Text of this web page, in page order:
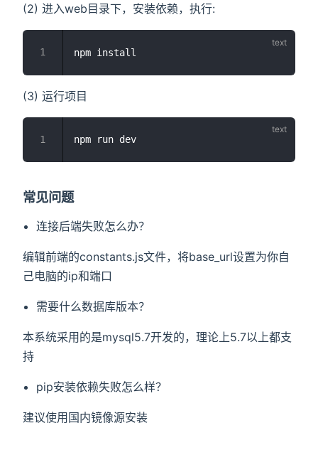
(2) 进入web目录下，安装依赖，执行:
(3) 运行项目
常见问题
连接后端失败怎么办？
编辑前端的constants.js文件，将base_url设置为你自
己电脑的ip和端口
需要什么数据库版本？
本系统采用的是mysql5.7开发的，理论上5.7以上都支
持
pip安装依赖失败怎么样？
建议使用国内镜像源安装